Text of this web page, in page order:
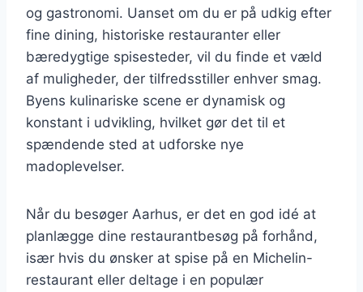
og gastronomi. Uanset om du er på udkig efter
fine dining, historiske restauranter eller
bæredygtige spisesteder, vil du finde et væld
af muligheder, der tilfredsstiller enhver smag.
Byens kulinariske scene er dynamisk og
konstant i udvikling, hvilket gør det til et
spændende sted at udforske nye
madoplevelser.
Når du besøger Aarhus, er det en god idé at
planlægge dine restaurantbesøg på forhånd,
især hvis du ønsker at spise på en Michelin-
restaurant eller deltage i en populær